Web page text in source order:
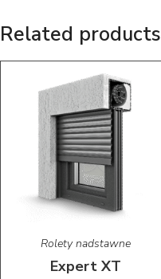
Related products
Rolety nadstawne
Expert XT